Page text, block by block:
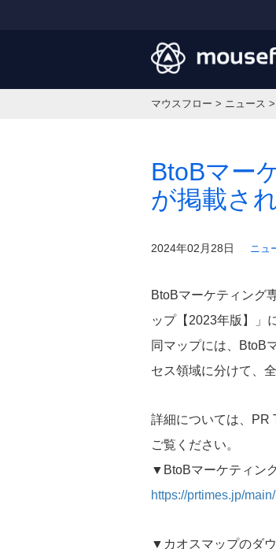
マウスフロー > ニュース >
BtoBマー
が掲載さ
2024年02月28日 ニュ
BtoBマーケティング
ップ【2023年版】」
同マップには、BtoB
セス領域に分けて、
詳細については、PR
ご覧ください。
▼BtoBマーケティン
https://prtimes.jp/
▼カオスマップのダ